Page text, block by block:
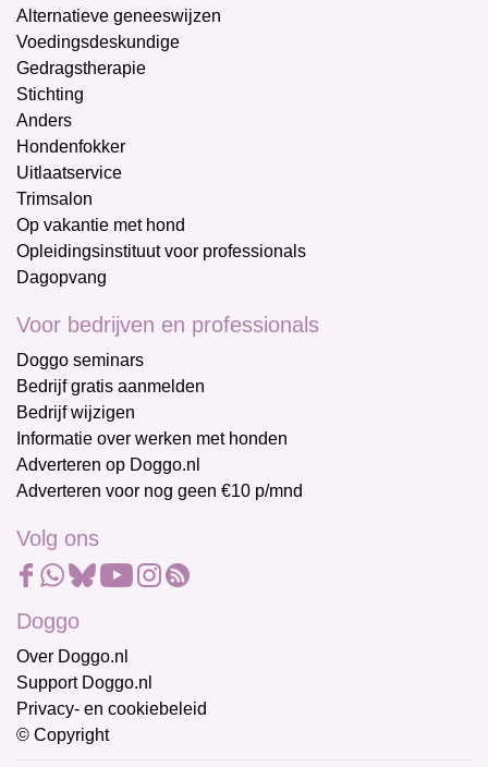
Alternatieve geneeswijzen
Voedingsdeskundige
Gedragstherapie
Stichting
Anders
Hondenfokker
Uitlaatservice
Trimsalon
Op vakantie met hond
Opleidingsinstituut voor professionals
Dagopvang
Voor bedrijven en professionals
Doggo seminars
Bedrijf gratis aanmelden
Bedrijf wijzigen
Informatie over werken met honden
Adverteren op Doggo.nl
Adverteren voor nog geen €10 p/mnd
Volg ons
Doggo
Over Doggo.nl
Support Doggo.nl
Privacy- en cookiebeleid
© Copyright